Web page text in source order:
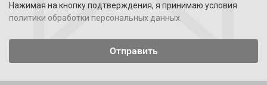
Нажимая на кнопку подтверждения, я принимаю условия
политики обработки персональных данных